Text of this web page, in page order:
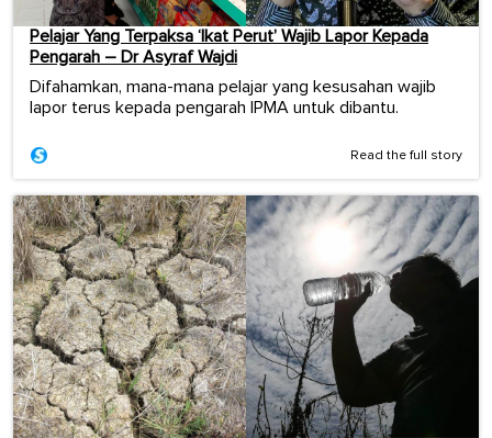
Pelajar Yang Terpaksa ‘Ikat Perut’ Wajib Lapor Kepada
Pengarah – Dr Asyraf Wajdi
Difahamkan, mana-mana pelajar yang kesusahan wajib
lapor terus kepada pengarah IPMA untuk dibantu.
Read the full story